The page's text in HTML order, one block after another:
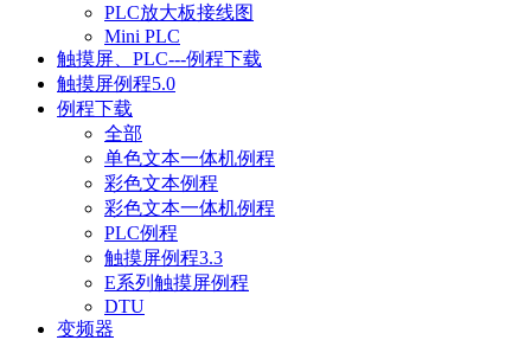
PLC放大板接线图
Mini PLC
触摸屏、PLC---例程下载
触摸屏例程5.0
例程下载
全部
单色文本一体机例程
彩色文本例程
彩色文本一体机例程
PLC例程
触摸屏例程3.3
E系列触摸屏例程
DTU
变频器